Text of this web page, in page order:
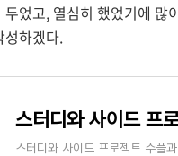
었고, 열심히 했었기에
하겠다.
스터디와 사이드 프
스터디와 사이드 프로젝트 수플